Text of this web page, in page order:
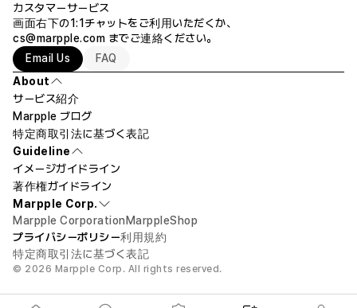
カスタマーサービス
画面右下の1:1チャットをご利用いただくか、
cs@marpple.com までご連絡ください。
Email Us
FAQ
About
サービス紹介
Marpple ブログ
特定商取引法に基づく表記
Guideline
イメージガイドライン
著作権ガイドライン
Marpple Corp.
Marpple Corporation MarppleShop
プライバシーポリシー利用規約
特定商取引法に基づく表記
© 2026 Marpple Corp. All rights reserved.